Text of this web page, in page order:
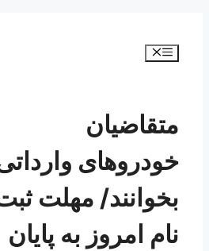
فهرست
متقاضیان
خودروهای وارداتی
بخوانند/ مهلت ثبت
نام امروز به پایان